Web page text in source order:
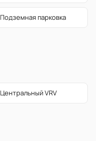
Подземная парковка
Центральный VRV